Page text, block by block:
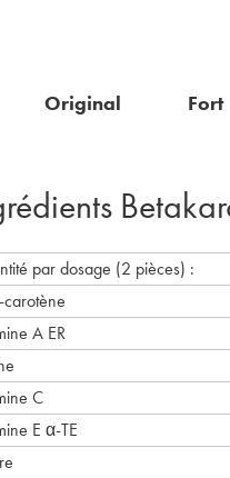
Original Fort
par dosage (2 pièces) :
carotène
A ER
C
E α-TE